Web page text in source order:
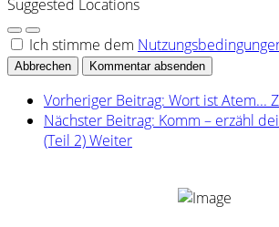
Suggested Locations
Ich stimme dem
Abbrechen Kommentar absenden
Vorheriger Beitrag: Wort ist Atem...
Nächster Beitrag: Komm – erzähl
(Teil 2)Weiter